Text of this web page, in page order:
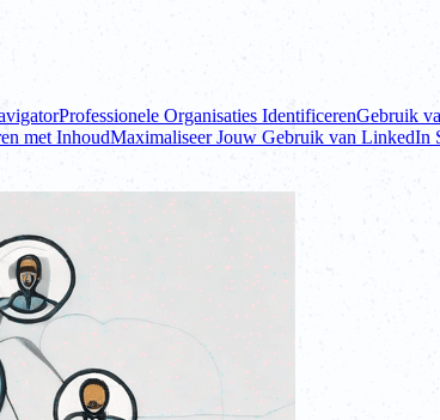
Professionele Organisaties IdentificerenGebruik
met InhoudMaximaliseer Jouw Gebruik van LinkedIn